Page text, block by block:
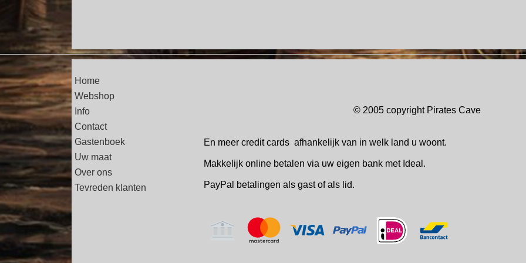
Home
Webshop
Info
Contact
Gastenboek
Uw maat
Over ons
Tevreden klanten
© 2005 copyright Pirates
En meer credit cards afhankelijk van in welk land u woont.
Makkelijk online betalen via uw eigen bank met Ideal.
PayPal betalingen als gast of als lid.